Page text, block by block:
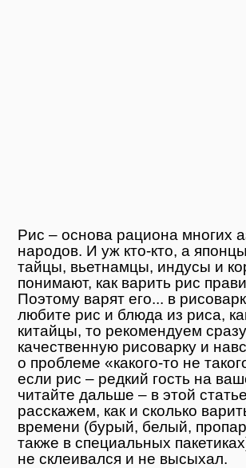
Рис – основа рациона многих
народов. И уж кто-кто, а
тайцы, вьетнамцы, индусы и
понимают, как варить рис
Поэтому варят его... в
любите рис и блюда из риса,
китайцы, то рекомендуем
качественную рисоварку и
о проблеме «какого-то не
если рис – редкий гость на
читайте дальше – в этой
расскажем, как и сколько
времени (бурый, белый,
также в специальных
не склеивался и не высыхал.